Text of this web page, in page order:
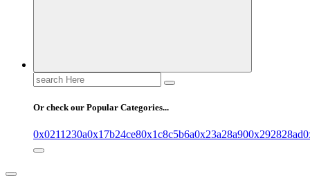
Search
for:
Or check our Popular Categories...
0x0211230a0x17b24ce80x1c8c5b6a0x23a28a900x292828ad